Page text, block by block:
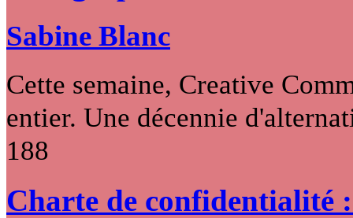
Sabine Blanc
Cette semaine, Creative
entier. Une décennie
188
Charte de confidentialité